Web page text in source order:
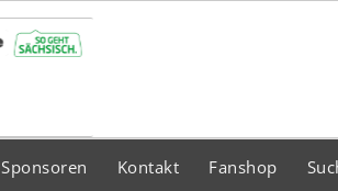
Sponsoren Kontakt Fanshop